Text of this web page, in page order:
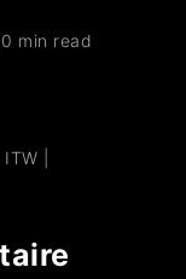
0 min read
ITW